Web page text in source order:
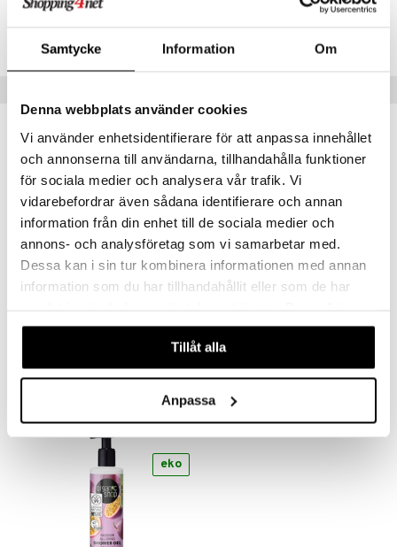
Samtycke Information Om
Denna webbplats använder cookies
Vi använder enhetsidentifierare för att anpassa innehållet
och annonserna till användarna, tillhandahålla funktioner
för sociala medier och analysera vår trafik. Vi
vidarebefordrar även sådana identifierare och annan
information från din enhet till de sociala medier och
annons- och analysföretag som vi samarbetar med.
Dessa kan i sin tur kombinera informationen med annan
information som du har tillhandahållit eller som de har
våra cookies vid fortsatt användande av vår webbplats.
Tillåt alla
Anpassa
ORGANIC SHOP
59 kr
eko
ORGANIC SHOP
69 kr
eko
eko
utan sol
K
svar